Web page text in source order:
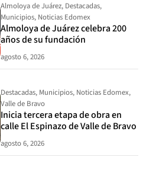
Almoloya de Juárez, Destacadas,
Municipios, Noticias Edomex
Almoloya de Juárez celebra 200
años de su fundación
agosto 6, 2026
Destacadas, Municipios, Noticias Edomex,
Valle de Bravo
Inicia tercera etapa de obra en
calle El Espinazo de Valle de Bravo
agosto 6, 2026